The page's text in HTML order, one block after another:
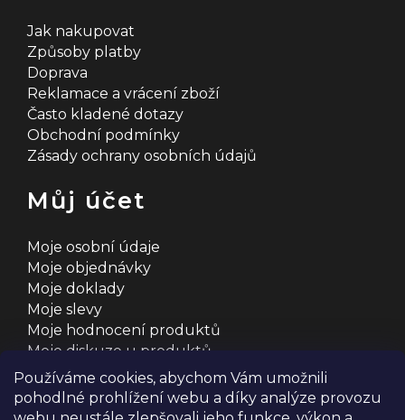
Používáme cookies, abychom Vám umožnili
pohodlné prohlížení webu a díky analýze provozu
Jak nakupovat
Způsoby platby
Doprava
Reklamace a vrácení zboží
Často kladené dotazy
Obchodní podmínky
Zásady ochrany osobních údajů
Můj účet
Moje osobní údaje
Moje objednávky
Moje doklady
Moje slevy
Moje hodnocení produktů
Moje diskuze u produktů